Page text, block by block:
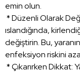
emin olun.
* Düzenli Olarak
ıslandığında,
değiştirin. Bu,
enfeksiyon riskini
* Çıkarırken Dikkat: